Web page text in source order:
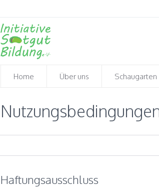
Home Über uns Schaugarten
Haftungsausschluss